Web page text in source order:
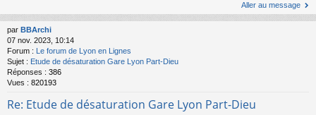
Aller au message
par BBArchi
07 nov. 2023, 10:14
Forum :
Le forum de Lyon en Lignes
Sujet : Etude de désaturation Gare Lyon Part-Dieu
Réponses : 386
Vues : 820193
Re: Etude de désaturation Gare Lyon Part-Dieu